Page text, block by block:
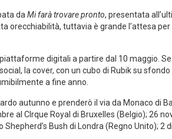
daMi farà trovare pronto, presentata
orecchiabilità, tuttavia è grande l’attesa
digitali a partire dal 10 maggio.
la cover, con un cubo di Rubik su
a fine anno.
autunno e prenderò il via da Monaco di
al CIrque Royal di Bruxelles (Belgio); 26
Bush di Londra (Regno Unito); 2